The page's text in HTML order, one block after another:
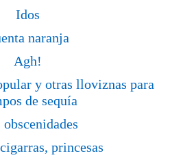
Idos
naranja
Agh!
y otras lloviznas para
de sequía
princesas